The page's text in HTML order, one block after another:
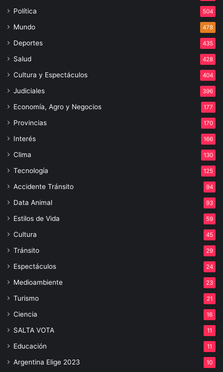
Política 504
Mundo 478
Deportes 435
Salud 428
Cultura y Espectáculos 404
Judiciales 396
Economía, Agro y Negocios 177
Provincias 170
Interés 166
Clima 130
Tecnología 125
Accidente Tránsito 94
Data Animal 93
Estilos de Vida 59
Cultura 45
Tránsito 29
Espectáculos 24
Medioambiente 23
Turismo 21
Ciencia 16
SALTA VOTA 11
Educación 11
Argentina Elige 2023 10